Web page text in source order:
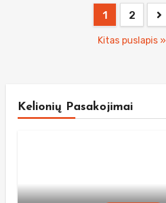
pagination
1 2
Kitas puslapis »
Kelionių Pasakojimai